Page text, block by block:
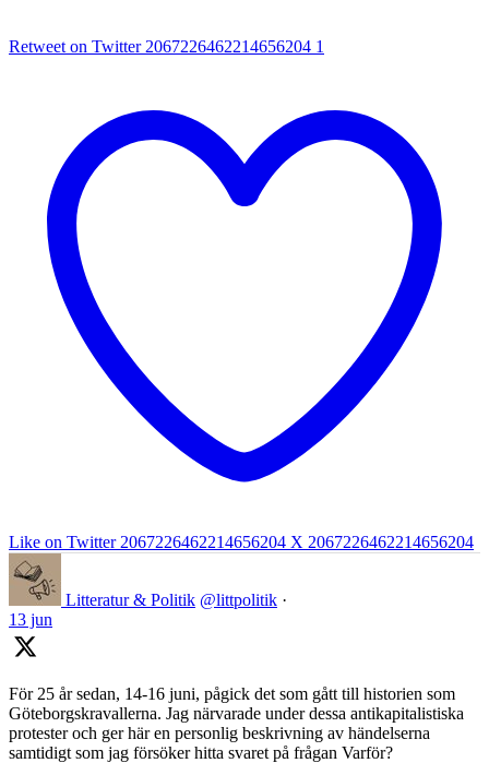
Retweet on Twitter 2067226462214656204 1
Like on Twitter 2067226462214656204 X 2067226462214656204
Litteratur & Politik @littpolitik ·
13 jun
För 25 år sedan, 14-16 juni, pågick det som gått till historien som
Göteborgskravallerna. Jag närvarade under dessa antikapitalistiska
protester och ger här en personlig beskrivning av händelserna
samtidigt som jag försöker hitta svaret på frågan Varför?